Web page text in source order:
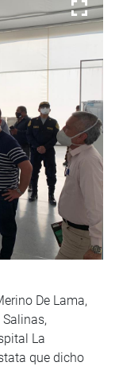
De Lama,
La
que dicho